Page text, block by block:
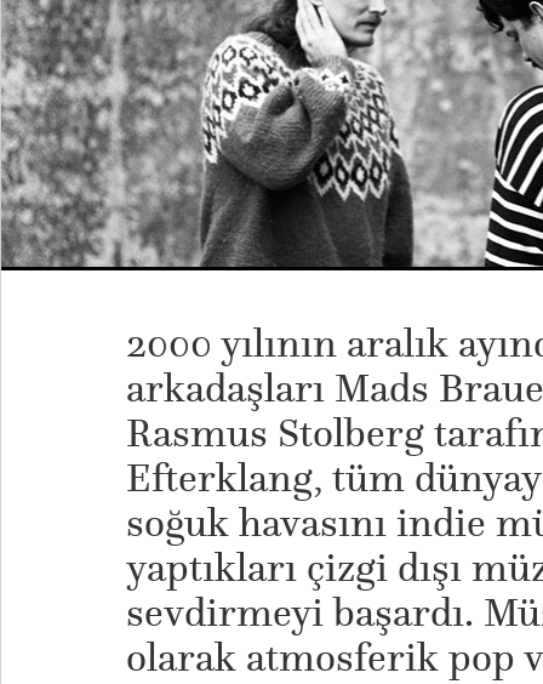
2000 yılının aralık
arkadaşları Mads
Rasmus Stolberg
Efterklang, tüm
soğuk havasını indie
yaptıkları çizgi dışı
sevdirmeyi başardı.
olarak atmosferik pop